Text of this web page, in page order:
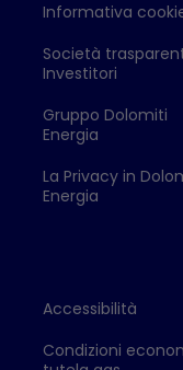
Informativa
Società
Investitori
Gruppo Dolomiti
Energia
La Privacy in
Energia
Accessibilità
Condizioni